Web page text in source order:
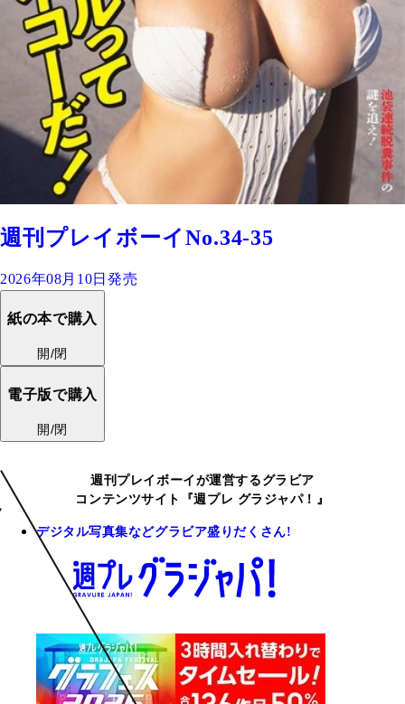
週刊プレイボーイNo.34-35
2026年08月10日発売
紙の本で購入
開/閉
電子版で購入
開/閉
週刊プレイボーイが運営するグラビア
コンテンツサイト『週プレ グラジャパ！』
デジタル写真集などグラビア盛りだくさん!